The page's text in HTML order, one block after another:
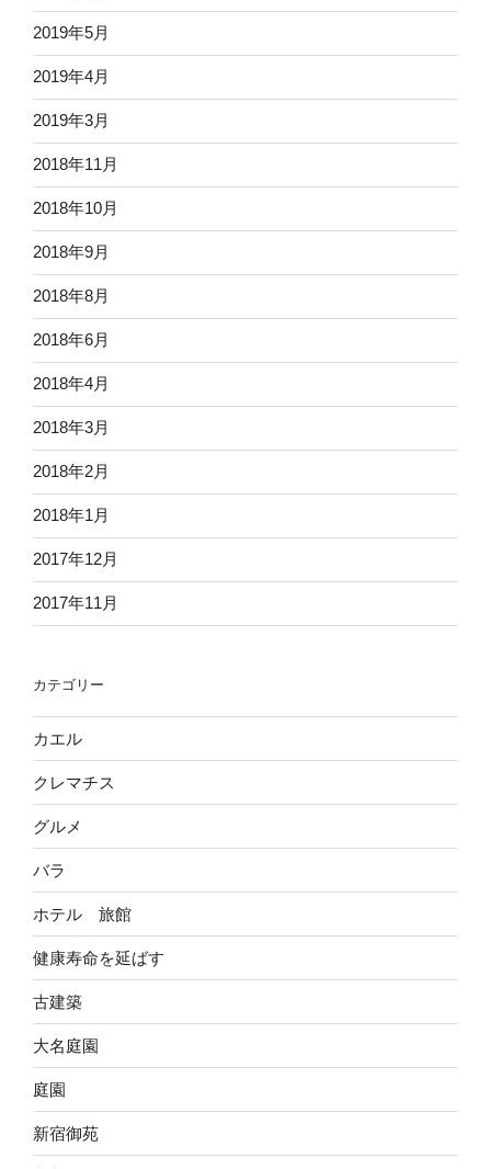
2019年5月
2019年4月
2019年3月
2018年11月
2018年10月
2018年9月
2018年8月
2018年6月
2018年4月
2018年3月
2018年2月
2018年1月
2017年12月
2017年11月
カテゴリー
カエル
クレマチス
グルメ
バラ
ホテル 旅館
健康寿命を延ばす
古建築
大名庭園
庭園
新宿御苑